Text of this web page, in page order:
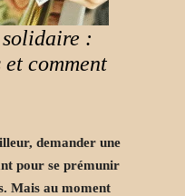
:
comment
demander une
pour se prémunir
Mais au moment